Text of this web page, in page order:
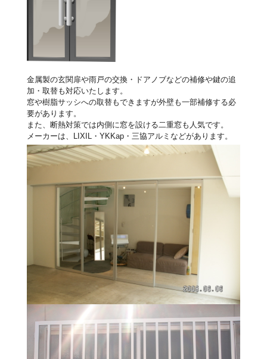
金属製の玄関扉や雨戸の交換・ドアノブなどの補修や鍵の追
加・取替も対応いたします。
窓や樹脂サッシへの取替もできますが外壁も一部補修する必
要があります。
また、断熱対策では内側に窓を設ける二重窓も人気です。
メーカーは、LIXIL・YKKap・三協アルミなどがあります。